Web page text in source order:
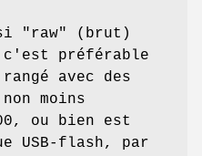
"raw" (brut)
c'est préférable
avec des
moins
ou bien est
USB-flash, par